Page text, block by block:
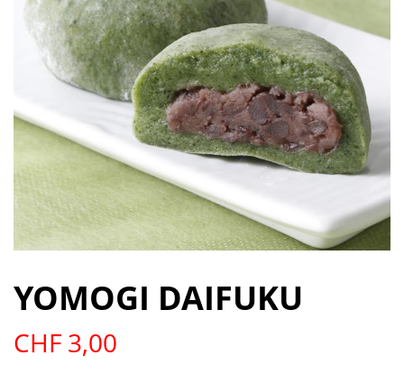
YOMOGI DAIFUKU
CHF 3,00